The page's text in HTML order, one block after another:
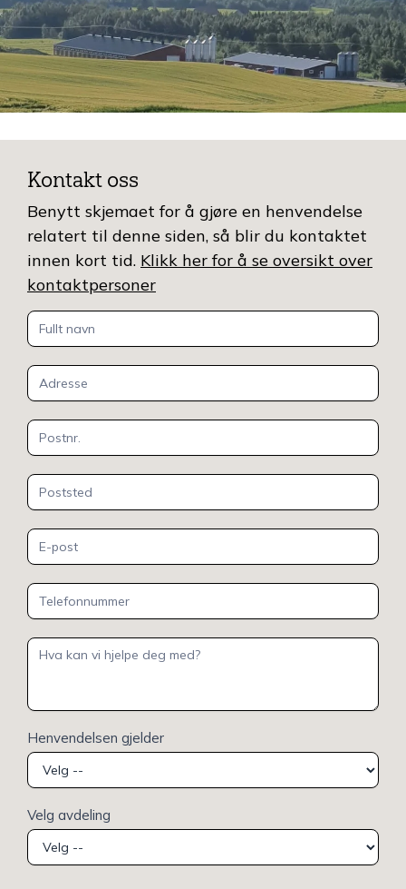
Kontakt oss
Benytt skjemaet for å gjøre en henvendelse
relatert til denne siden, så blir du kontaktet
innen kort tid. Klikk her for å se oversikt over
kontaktpersoner
Kontakt
oss
Henvendelsen gjelder
Velg avdeling